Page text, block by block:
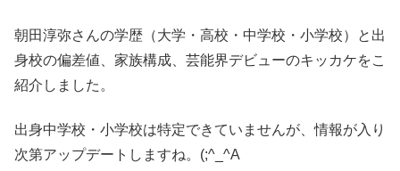
朝田淳弥さんの学歴（大学・高校・中学校・小学校）と出
身校の偏差値、家族構成、芸能界デビューのキッカケをこ
紹介しました。
出身中学校・小学校は特定できていませんが、情報が入り
次第アップデートしますね。(;^_^A